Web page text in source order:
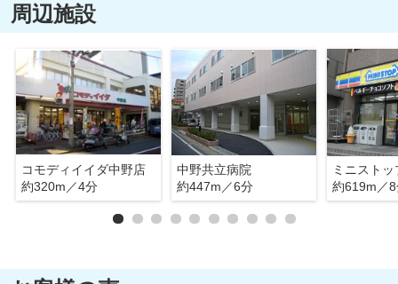
周辺施設
コモディイイダ中野店
約320m／4分
中野共立病院
約447m／6分
約619m／